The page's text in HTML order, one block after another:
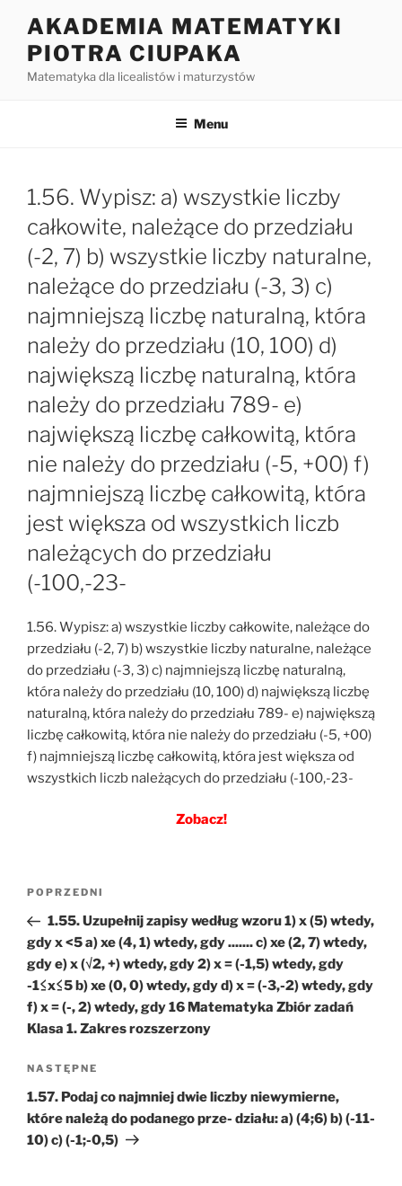
treści
AKADEMIA MATEMATYKI
PIOTRA CIUPAKA
Matematyka dla licealistów i maturzystów
Menu
1.56. Wypisz: a) wszystkie liczby
całkowite, należące do przedziału
(-2, 7) b) wszystkie liczby naturalne,
należące do przedziału (-3, 3) c)
najmniejszą liczbę naturalną, która
należy do przedziału (10, 100) d)
największą liczbę naturalną, która
należy do przedziału 789- e)
największą liczbę całkowitą, która
nie należy do przedziału (-5, +00) f)
najmniejszą liczbę całkowitą, która
jest większa od wszystkich liczb
należących do przedziału
(-100,-23-
1.56. Wypisz: a) wszystkie liczby całkowite, należące do
przedziału (-2, 7) b) wszystkie liczby naturalne, należące
do przedziału (-3, 3) c) najmniejszą liczbę naturalną,
która należy do przedziału (10, 100) d) największą liczbę
naturalną, która należy do przedziału 789- e) największą
liczbę całkowitą, która nie należy do przedziału (-5, +00)
f) najmniejszą liczbę całkowitą, która jest większa od
wszystkich liczb należących do przedziału (-100,-23-
Zobacz!
Nawigacja
Poprzedni
wpis
POPRZEDNI
1.55. Uzupełnij zapisy według wzoru 1) x (5) wtedy,
gdy x <5 a) xe (4, 1) wtedy, gdy ....... c) xe (2, 7) wtedy,
gdy e) x (√2, +) wtedy, gdy 2) x = (-1,5) wtedy, gdy
-1≤x≤5 b) xe (0, 0) wtedy, gdy d) x = (-3,-2) wtedy, gdy
f) x = (-, 2) wtedy, gdy 16 Matematyka Zbiór zadań
Klasa 1. Zakres rozszerzony
Następny
wpis
NASTĘPNE
1.57. Podaj co najmniej dwie liczby niewymierne,
które należą do podanego prze- działu: a) (4;6) b) (-11-
10) c) (-1;-0,5)